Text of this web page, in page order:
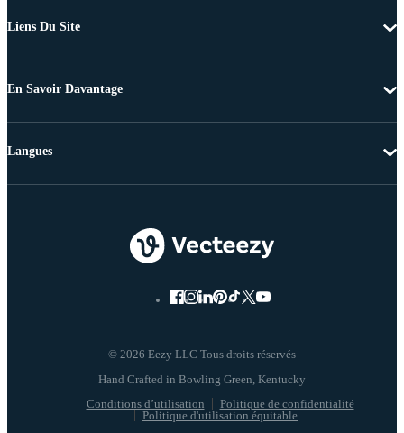
Liens Du Site
En Savoir Davantage
© 2026 Eezy LLC Tous droits réservés
Conditions d’utilisation
Politique de confidentialité
Politique d'utilisation équitable
Langues